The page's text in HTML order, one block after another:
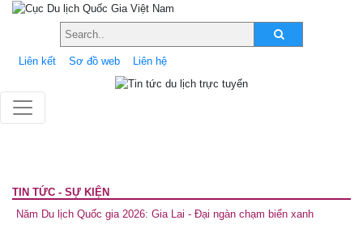
Liên kết Sơ đồ web Liên hệ
TIN TỨC - SỰ KIỆN
Năm Du lịch Quốc gia 2026: Gia Lai - Đại ngàn chạm biển xanh